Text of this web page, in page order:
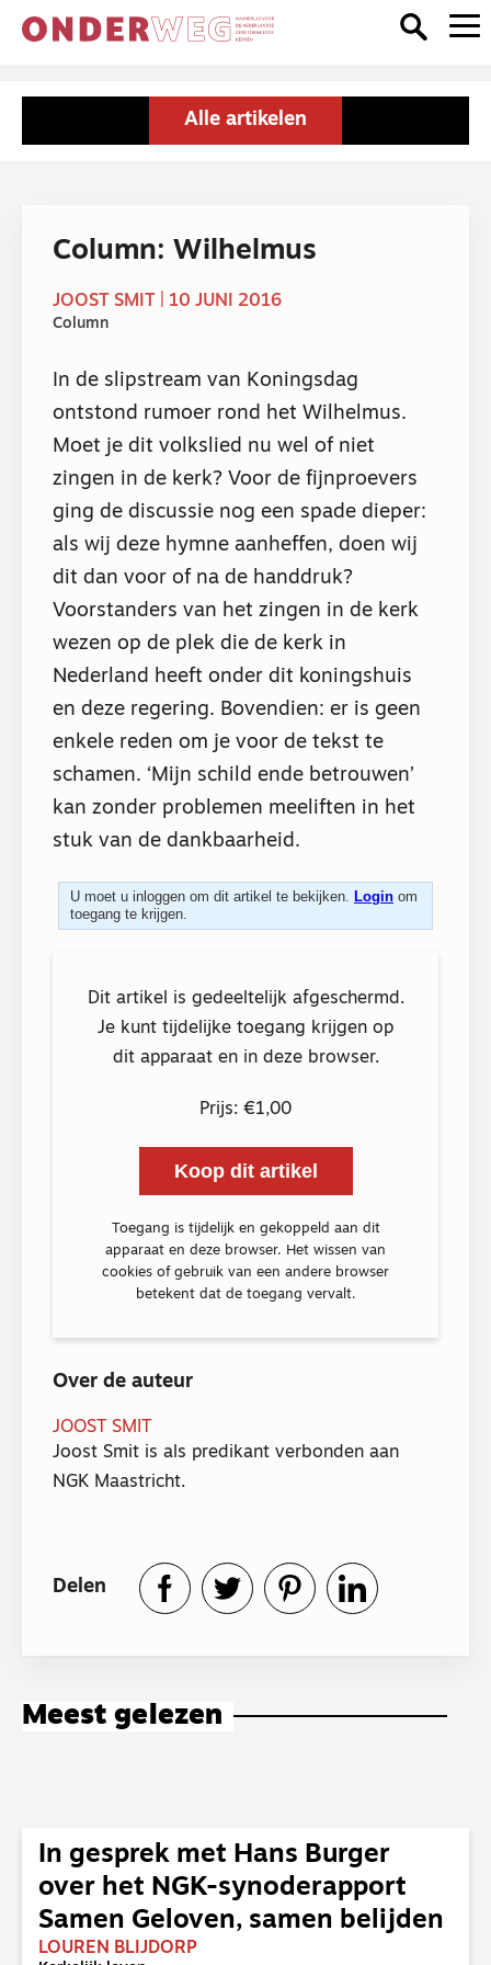
Alle artikelen
Column: Wilhelmus
JOOST SMIT | 10 JUNI 2016
Column
In de slipstream van Koningsdag
ontstond rumoer rond het Wilhelmus.
Moet je dit volkslied nu wel of niet
zingen in de kerk? Voor de fijnproevers
ging de discussie nog een spade dieper:
als wij deze hymne aanheffen, doen wij
dit dan voor of na de handdruk?
Voorstanders van het zingen in de kerk
wezen op de plek die de kerk in
Nederland heeft onder dit koningshuis
en deze regering. Bovendien: er is geen
enkele reden om je voor de tekst te
schamen. ‘Mijn schild ende betrouwen’
kan zonder problemen meeliften in het
stuk van de dankbaarheid.
U moet u inloggen om dit artikel te bekijken. Login om
toegang te krijgen.
Dit artikel is gedeeltelijk afgeschermd.
Je kunt tijdelijke toegang krijgen op
dit apparaat en in deze browser.
Prijs: €1,00
Koop dit artikel
Toegang is tijdelijk en gekoppeld aan dit
apparaat en deze browser. Het wissen van
cookies of gebruik van een andere browser
betekent dat de toegang vervalt.
Over de auteur
JOOST SMIT
Joost Smit is als predikant verbonden aan
NGK Maastricht.
Delen
Meest gelezen
In gesprek met Hans Burger
over het NGK-synoderapport
Samen Geloven, samen belijden
LOUREN BLIJDORP